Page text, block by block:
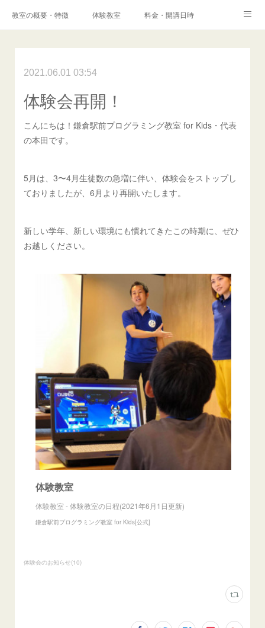
教室の概要・特徴 体験教室 料金・開講日時
港南台プログラミング教室コンテスト・検定
保護者様からの声 メディア掲載実績
Instagram Facebook Q&A お問い合わせ
2021.06.01 03:54
体験会再開！
こんにちは！鎌倉駅前プログラミング教室 for Kids・代表
の本田です。
5月は、3〜4月生徒数の急増に伴い、体験会をストップし
ておりましたが、6月より再開いたします。
新しい学年、新しい環境にも慣れてきたこの時期に、ぜひ
お越しください。
体験教室
体験教室 - 体験教室の日程(2021年6月1日更新)
鎌倉駅前プログラミング教室 for Kids[公式]
体験会のお知らせ(10)